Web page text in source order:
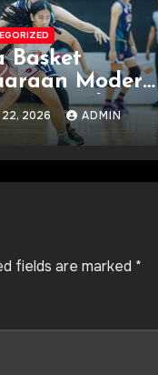
Basket
Modern
Hasil Dan
2026 ADMIN
fields are marked *